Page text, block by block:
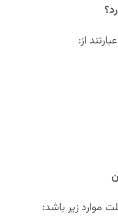
از:
موارد زیر باشد: